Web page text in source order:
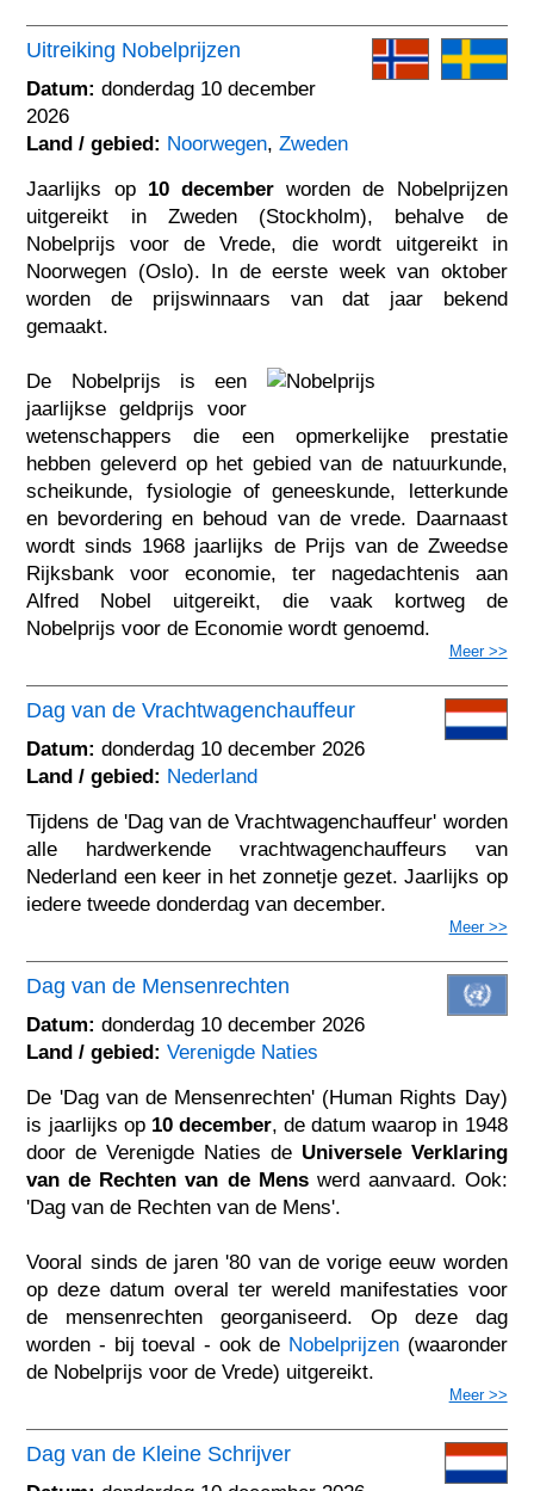
Uitreiking Nobelprijzen
Datum: donderdag 10 december
2026
Land / gebied: Noorwegen,Zweden
Jaarlijks op 10 december worden de Nobelprijzen
uitgereikt in Zweden (Stockholm), behalve de
Nobelprijs voor de Vrede, die wordt uitgereikt in
Noorwegen (Oslo). In de eerste week van oktober
worden de prijswinnaars van dat jaar bekend
gemaakt.
De Nobelprijs is een
jaarlijkse geldprijs voor
wetenschappers die een opmerkelijke prestatie
hebben geleverd op het gebied van de natuurkunde,
scheikunde, fysiologie of geneeskunde, letterkunde
en bevordering en behoud van de vrede. Daarnaast
wordt sinds 1968 jaarlijks de Prijs van de Zweedse
Rijksbank voor economie, ter nagedachtenis aan
Alfred Nobel uitgereikt, die vaak kortweg de
Nobelprijs voor de Economie wordt genoemd.
Meer >>
Dag van de Vrachtwagenchauffeur
Datum: donderdag 10 december 2026
Land / gebied: Nederland
Tijdens de 'Dag van de Vrachtwagenchauffeur' worden
alle hardwerkende vrachtwagenchauffeurs van
Nederland een keer in het zonnetje gezet. Jaarlijks op
iedere tweede donderdag van december.
Meer >>
Dag van de Mensenrechten
Datum: donderdag 10 december 2026
Land / gebied: Verenigde Naties
De 'Dag van de Mensenrechten' (Human Rights Day)
is jaarlijks op 10 december, de datum waarop in 1948
door de Verenigde Naties de Universele Verklaring
van de Rechten van de Menswerd aanvaard. Ook:
'Dag van de Rechten van de Mens'.
Vooral sinds de jaren '80 van de vorige eeuw worden
op deze datum overal ter wereld manifestaties voor
de mensenrechten georganiseerd. Op deze dag
worden - bij toeval - ook de Nobelprijzen(waaronder
de Nobelprijs voor de Vrede) uitgereikt.
Meer >>
Dag van de Kleine Schrijver